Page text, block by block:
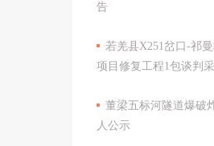
告
若羌县X251岔口-祁
项目修复工程1包谈判
董梁五标河隧道爆破
人公示